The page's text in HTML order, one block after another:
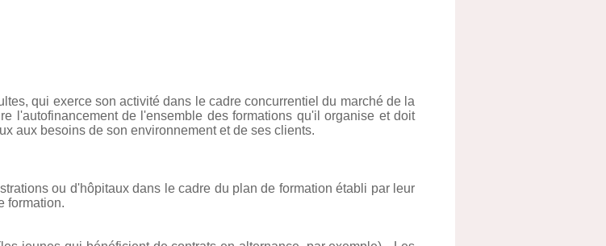
qui exerce son activité dans le cadre concurrentiel du marché de la
l'autofinancement de l'ensemble des formations qu'il organise et doit
aux besoins de son environnement et de ses clients.
ou d'hôpitaux dans le cadre du plan de formation établi par leur
formation.